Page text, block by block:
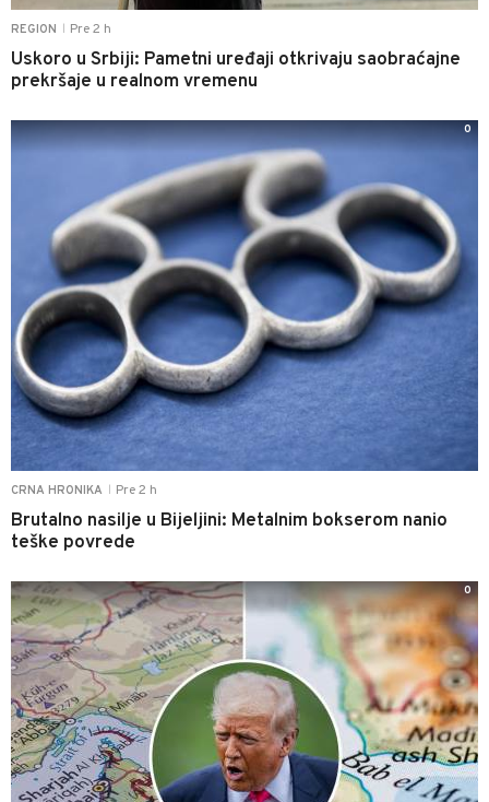
REGION Pre 2 h
Uskoro u Srbiji: Pametni uređaji otkrivaju saobraćajne
prekršaje u realnom vremenu
CRNA HRONIKA Pre 2 h
Brutalno nasilje u Bijeljini: Metalnim bokserom nanio
teške povrede
0
0